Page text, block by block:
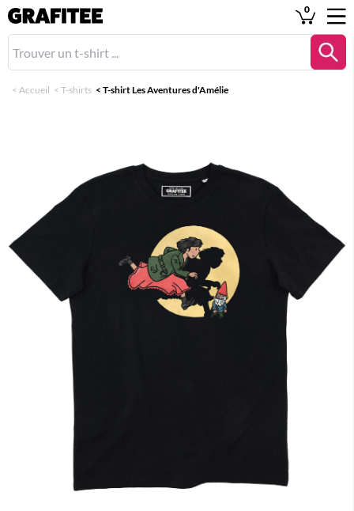
0
< Accueil < T-shirts < T-shirt Les Aventures d'Amélie